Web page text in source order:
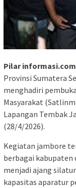
Pilar informasi.com
Provinsi Sumatera
menghadiri
Masyarakat
Lapangan Tembak
(28/4/2026).
Kegiatan jambore
berbagai kabupaten
menjadi ajang
kapasitas aparatur